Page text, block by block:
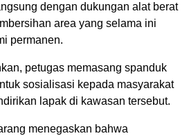
dengan dukungan alat berat
area yang selama ini
permanen.
petugas memasang spanduk
sosialisasi kepada masyarakat
lapak di kawasan tersebut.
menegaskan bahwa